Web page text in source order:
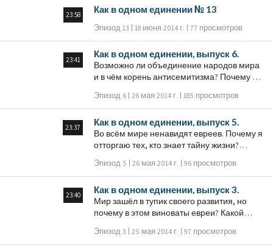
23:58
Как в одном единении № 13
Эпизод 13 18 июня 2014 г. 77 просмотров
23:41
Как в одном единении, выпуск 6.
Возможно ли объединение народов мира
и в чём корень антисемитизма? Почему в
правительства поощряют отрицательное
отношение к евреям? Как справиться с
этой ненавистью - может быть, начать
выполнять заповедь "Возлюби ближнего,
как самого себя"?
Эпизод 6 26 мая 2014 г. 185 просмотров
23:37
Как в одном единении, выпуск 5.
Во всём мире ненавидят евреев. Почему я
отторгаю тех, кто знает тайну жизни?
и равновесия в мире?
Эпизод 5 26 мая 2014 г. 96 просмотров
23:40
Как в одном единении, выпуск 3.
Мир зашёл в тупик своего развития, но
почему в этом виноваты евреи? Какой
Можно ли жить по принципу "Возлюби
Эпизод 3 25 мая 2014 г. 97 просмотров